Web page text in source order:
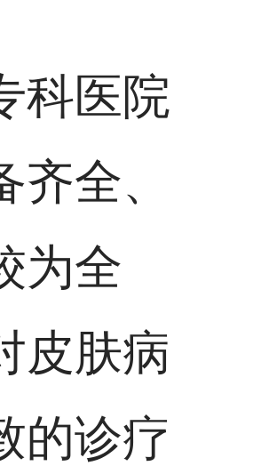
科医院
全、
为全
皮肤病
的诊疗